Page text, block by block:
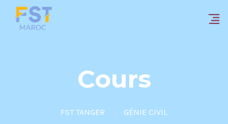
Cours
FST TANGER GÉNIE CIVIL